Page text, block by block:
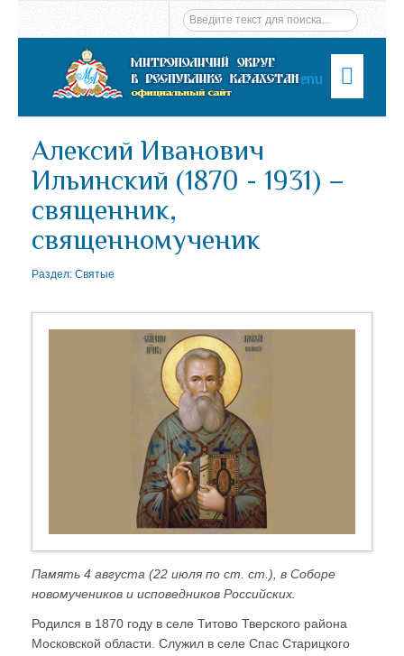
Menu
Алексий Иванович
Ильинский (1870 - 1931) –
священник,
священномученик
Раздел: Святые
Память 4 августа (22 июля по ст. ст.), в Соборе
новомучеников и исповедников Российских.
Родился в 1870 году в селе Титово Тверского района
Московской области. Служил в селе Спас Старицкого